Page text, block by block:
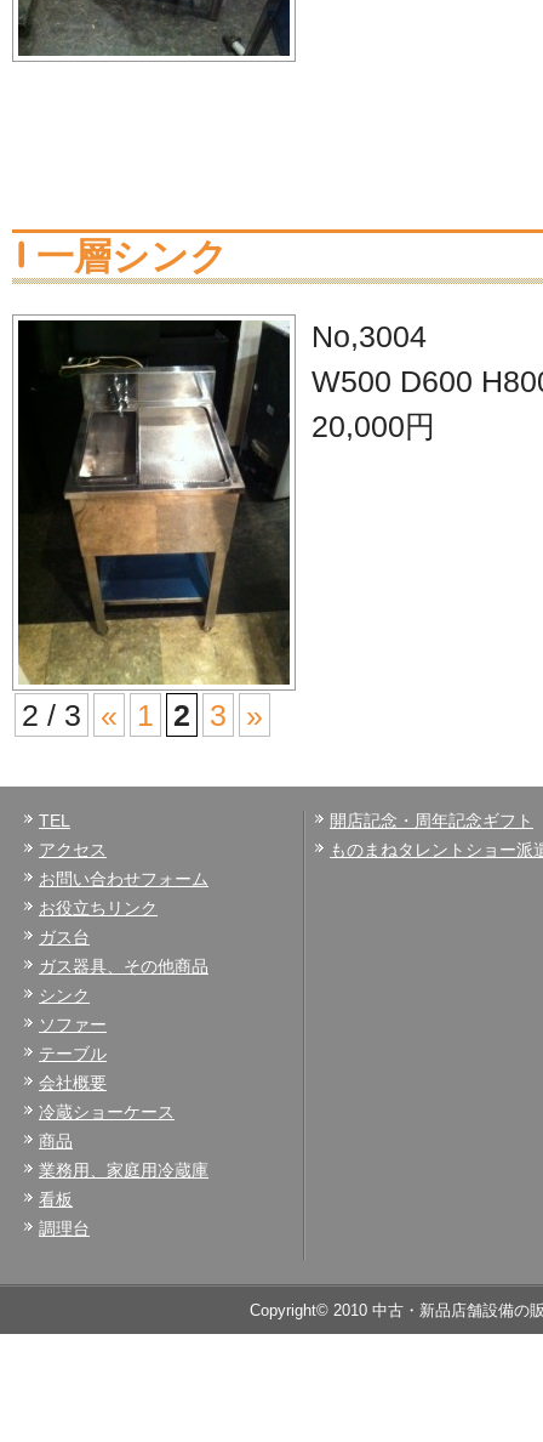
一層シンク
No,3004
W500 D600
20,000円
2 / 3 « 1 2 3 »
TEL
アクセス
お問い合わせフォーム
お役立ちリンク
ガス台
ガス器具、その他商品
シンク
ソファー
テーブル
会社概要
冷蔵ショーケース
商品
業務用、家庭用冷蔵庫
看板
調理台
開店記念・周年記念ギフト
ものまねタレントショー派
Copyright© 2010 中古・新品店舗設備の